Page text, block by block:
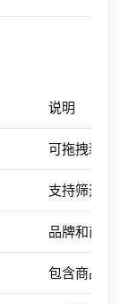
说明
可拖拽装修
支持筛选
品牌和商品
包含商品信